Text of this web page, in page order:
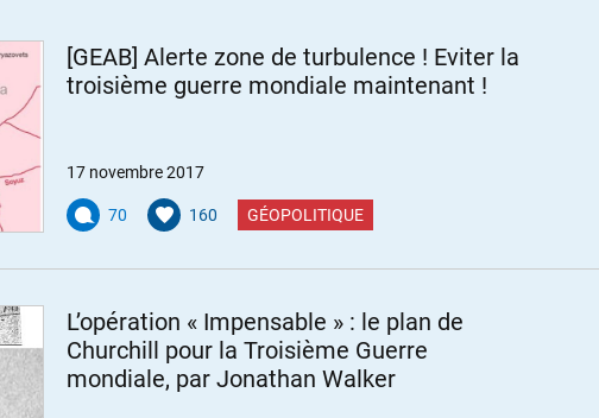
[GEAB] Alerte zone de turbulence ! Eviter la
troisième guerre mondiale maintenant !
17 novembre 2017
70 160 GÉOPOLITIQUE
L’opération « Impensable » : le plan de
Churchill pour la Troisième Guerre
mondiale, par Jonathan Walker